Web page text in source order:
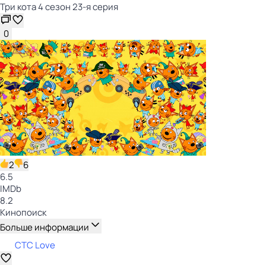
Три кота 4 сезон 23-я серия
0
2
6
6.5
IMDb
8.2
Кинопоиск
Больше информации
СТС Love